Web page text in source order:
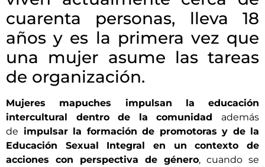
cuarenta personas, lleva 18
años y es la primera vez que
una mujer asume las tareas
de organización.
Mujeres mapuches impulsan la educación
intercultural dentro de la comunidad además
de impulsar la formación de promotoras y de la
Educación Sexual Integral en un contexto de
acciones con perspectiva de género, cuando se